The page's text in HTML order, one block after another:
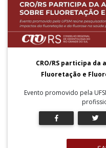
CRO/RS participa
Fluoretação e
Evento promovido pela